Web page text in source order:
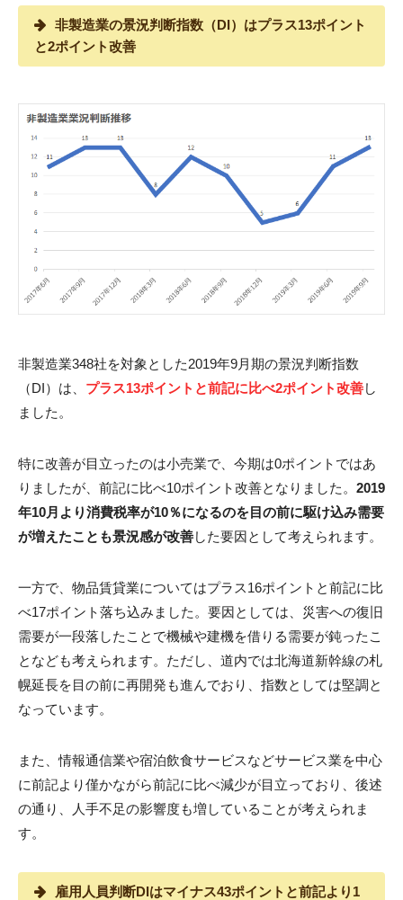
非製造業の景況判断指数（DI）はプラス13ポイント
と2ポイント改善
非製造業348社を対象とした2019年9月期の景況判断指数
（DI）は、 プラス13ポイントと前記に比べ2ポイント改善し
ました。
特に改善が目立ったのは小売業で、今期は0ポイントではあ
りましたが、前記に比べ10ポイント改善となりました。 2019
年10月より消費税率が10％になるのを目の前に駆け込み需要
が増えたことも景況感が改善した要因として考えられます。
一方で、物品賃貸業についてはプラス16ポイントと前記に比
べ17ポイント落ち込みました。要因としては、災害への復旧
需要が一段落したことで機械や建機を借りる需要が鈍ったこ
となども考えられます。ただし、道内では北海道新幹線の札
幌延長を目の前に再開発も進んでおり、指数としては堅調と
なっています。
また、情報通信業や宿泊飲食サービスなどサービス業を中心
に前記より僅かながら前記に比べ減少が目立っており、後述
の通り、人手不足の影響度も増していることが考えられま
す。
雇用人員判断DIはマイナス43ポイントと前記より1